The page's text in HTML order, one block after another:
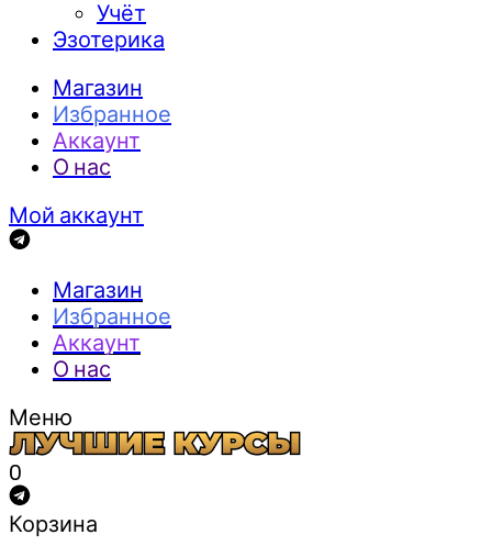
Учёт
Эзотерика
Магазин
Избранное
Аккаунт
О нас
Мой аккаунт
Магазин
Избранное
Аккаунт
О нас
Меню
0
Корзина